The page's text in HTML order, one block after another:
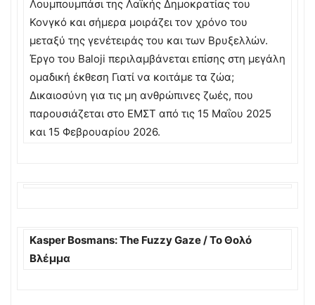
Λουμπουμπάσι της Λαϊκής Δημοκρατίας του
Κονγκό και σήμερα μοιράζει τον χρόνο του
μεταξύ της γενέτειράς του και των Βρυξελλών.
Έργο του Baloji περιλαμβάνεται επίσης στη μεγάλη
ομαδική έκθεση Γιατί να κοιτάμε τα ζώα;
Δικαιοσύνη για τις μη ανθρώπινες ζωές, που
παρουσιάζεται στο EMΣΤ από τις 15 Μαΐου 2025
και 15 Φεβρουαρίου 2026.
Kasper Bosmans: The Fuzzy Gaze / Το Θολό
Βλέμμα